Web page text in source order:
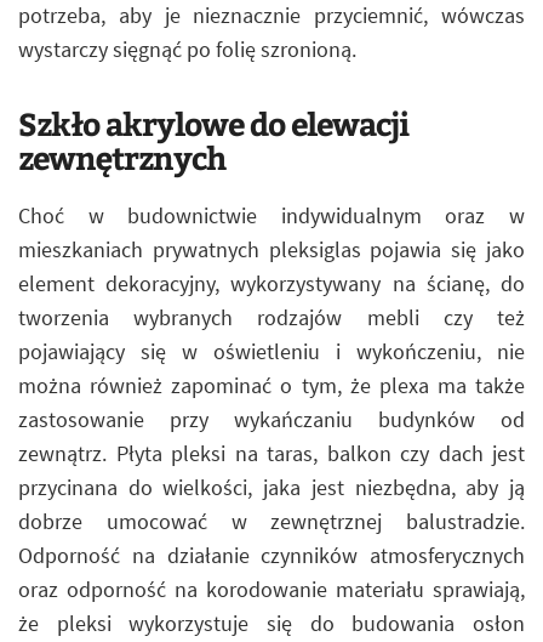
potrzeba, aby je nieznacznie przyciemnić, wówczas
wystarczy sięgnąć po folię szronioną.
Szkło akrylowe do elewacji
zewnętrznych
Choć w budownictwie indywidualnym oraz w
mieszkaniach prywatnych pleksiglas pojawia się jako
element dekoracyjny, wykorzystywany na ścianę, do
tworzenia wybranych rodzajów mebli czy też
pojawiający się w oświetleniu i wykończeniu, nie
można również zapominać o tym, że plexa ma także
zastosowanie przy wykańczaniu budynków od
zewnątrz. Płyta pleksi na taras, balkon czy dach jest
przycinana do wielkości, jaka jest niezbędna, aby ją
dobrze umocować w zewnętrznej balustradzie.
Odporność na działanie czynników atmosferycznych
oraz odporność na korodowanie materiału sprawiają,
że pleksi wykorzystuje się do budowania osłon